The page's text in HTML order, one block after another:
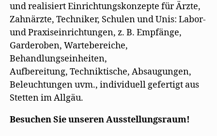
und realisiert Einrichtungskonzepte für Ärzte,
Zahnärzte, Techniker, Schulen und Unis: Labor-
und Praxiseinrichtungen, z. B. Empfänge,
Garderoben, Wartebereiche,
Behandlungseinheiten,
Aufbereitung, Techniktische, Absaugungen,
Beleuchtungen uvm., individuell gefertigt aus
Stetten im Allgäu.
Besuchen Sie unseren Ausstellungsraum!